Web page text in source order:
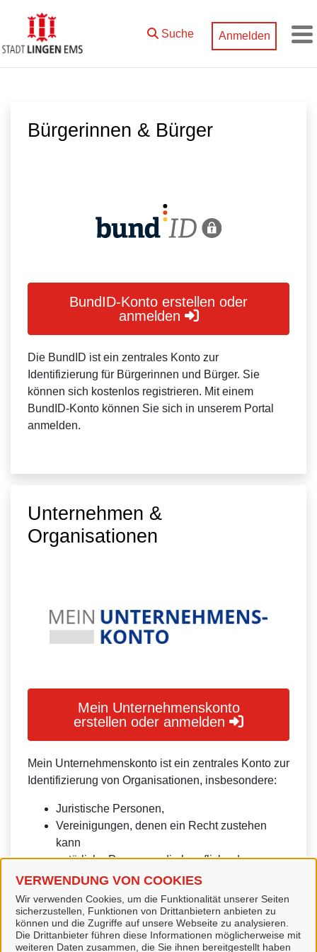
Zum Hauptinhalt springen
VERWENDUNG VON COOKIES
Wir verwenden Cookies, um die Funktionalität unserer Seiten
sicherzustellen, Funktionen von Drittanbietern anbieten zu
können und die Zugriffe auf unsere Webseite zu analysieren.
Die Drittanbieter führen diese Informationen möglicherweise mit
weiteren Daten zusammen, die Sie ihnen bereitgestellt haben
Suche Anmelden
Bürgerinnen & Bürger
BundID-Konto erstellen oder
anmelden
Die BundID ist ein zentrales Konto zur
Identifizierung für Bürgerinnen und Bürger. Sie
können sich kostenlos registrieren. Mit einem
BundID-Konto können Sie sich in unserem Portal
anmelden.
Unternehmen &
Organisationen
Mein Unternehmenskonto
erstellen oder anmelden
Mein Unternehmenskonto ist ein zentrales Konto zur
Identifizierung von Organisationen, insbesondere:
Juristische Personen,
Vereinigungen, denen ein Recht zustehen
kann
natürliche Personen, die beruflich oder
gewerblich tätig sind.
Eine Nutzung ist aber auch durch Behörden im
Sinne von § 1 Abs. 4 Verwaltungsverfahrensgesetz
(VwVfG) möglich.